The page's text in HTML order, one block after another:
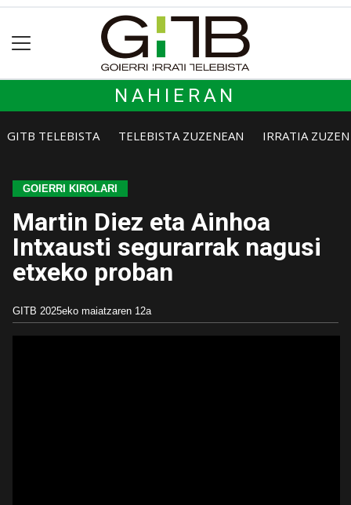
NAHIERAN
GITB TELEBISTA TELEBISTA ZUZENEAN IRRATIA
GOIERRI KIROLARI
Martin Diez eta Ainhoa
Intxausti segurarrak nagusi
etxeko proban
GITB 2025eko maiatzaren 12a